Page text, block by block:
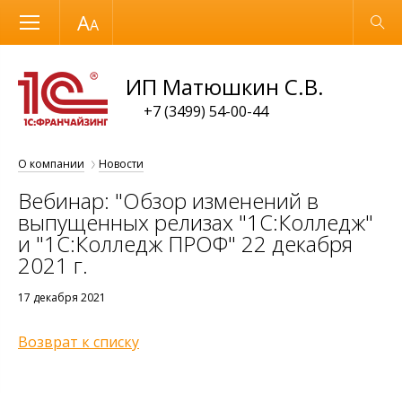
Размер шрифта Обычная версия
ИП Матюшкин С.В.
+7 (3499) 54-00-44
О компании Новости
Вебинар: "Обзор изменений в
выпущенных релизах "1С:Колледж"
и "1С:Колледж ПРОФ" 22 декабря
2021 г.
17 декабря 2021
Возврат к списку